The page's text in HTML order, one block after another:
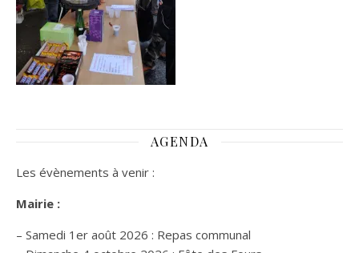
AGENDA
Les évènements à venir :
Mairie :
– Samedi 1er août 2026 : Repas communal